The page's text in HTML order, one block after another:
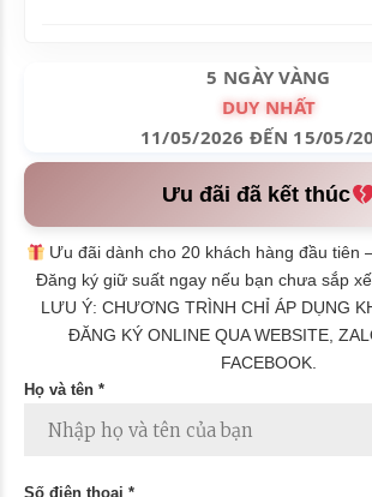
5 NGÀY VÀNG
DUY NHẤT
11/05/2026 ĐẾN 15/05/
Ưu đãi đã kết thúc
Ưu đãi dành cho 20 khách hàng đầu
Đăng ký giữ suất ngay nếu bạn chưa sắp
LƯU Ý: CHƯƠNG TRÌNH CHỈ ÁP DỤNG
ĐĂNG KÝ ONLINE QUA WEBSITE,
FACEBOOK.
Họ và tên *
Số điện thoại *